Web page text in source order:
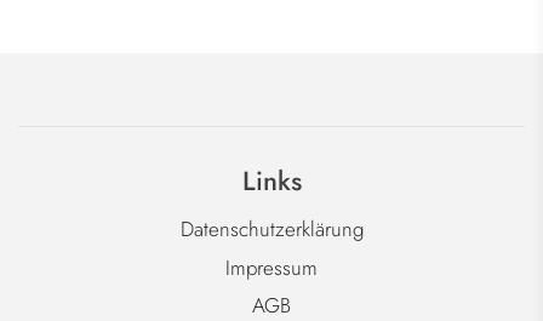
Links
Datenschutzerklärung
Impressum
AGB